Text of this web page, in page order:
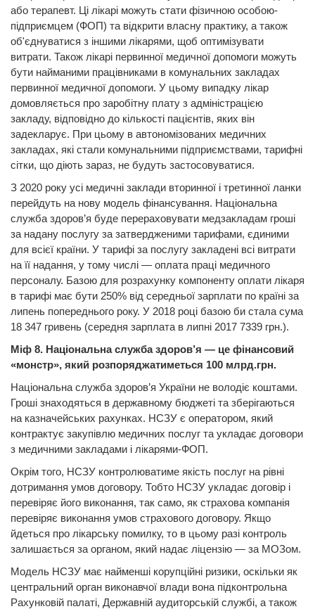
або терапевт. Ці лікарі можуть стати фізичною особою-
підприємцем (ФОП) та відкрити власну практику, а також
об'єднуватися з іншими лікарями, щоб оптимізувати
витрати. Також лікарі первинної медичної допомоги можуть
бути найманими працівниками в комунальних закладах
первинної медичної допомоги. У цьому випадку лікар
домовляється про заробітну плату з адміністрацією
закладу, відповідно до кількості пацієнтів, яких він
задекларує. При цьому в автономізованих медичних
закладах, які стали комунальними підприємствами, тарифні
сітки, що діють зараз, не будуть застосовуватися.
З 2020 року усі медичні заклади вторинної і третинної ланки
перейдуть на нову модель фінансування. Національна
служба здоров’я буде перераховувати медзакладам гроші
за надану послугу за затвердженими тарифами, єдиними
для всієї країни. У тарифі за послугу закладені всі витрати
на її надання, у тому числі — оплата праці медичного
персоналу. Базою для розрахунку компоненту оплати лікаря
в тарифі має бути 250% від середньої зарплати по країні за
липень попереднього року. У 2018 році базою би стала сума
18 347 гривень (середня зарплата в липні 2017 7339 грн.).
Міф 8. Національна служба здоров’я — це фінансовий
«монстр», який розпоряджатиметься 100 млрд.грн.
Національна служба здоров’я України не володіє коштами.
Гроші знаходяться в державному бюджеті та зберігаються
на казначейських рахунках. НСЗУ є оператором, який
контрактує закупівлю медичних послуг та укладає договори
з медичними закладами і лікарями-ФОП.
Окрім того, НСЗУ контролюватиме якість послуг на рівні
дотримання умов договору. Тобто НСЗУ укладає договір і
перевіряє його виконання, так само, як страхова компанія
перевіряє виконання умов страхового договору. Якщо
йдеться про лікарську помилку, то в цьому разі контроль
залишається за органом, який надає ліцензію — за МОЗом.
Модель НСЗУ має найменші корупційні ризики, оскільки як
центральний орган виконавчої влади вона підконтрольна
Рахунковій палаті, Державній аудиторській службі, а також